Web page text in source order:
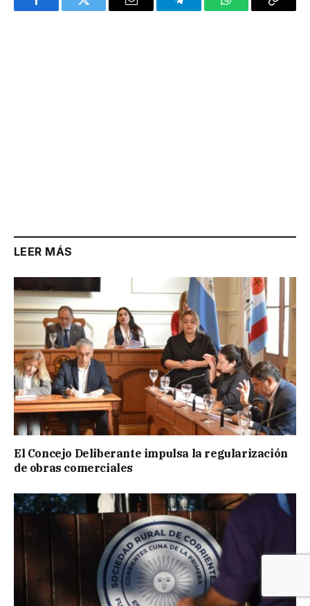
FacebookTwitter Email TelegramWhatsAppCopy
LEER MÁS
El Concejo Deliberante impulsa la regularización
de obras comerciales